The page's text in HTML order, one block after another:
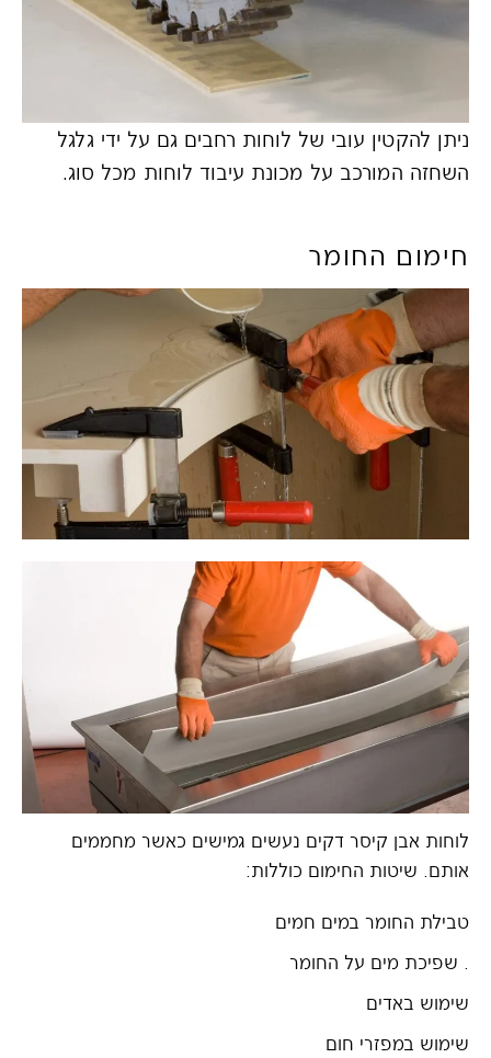
ניתן להקטין עובי של לוחות רחבים גם על ידי גלגל
השחזה המורכב על מכונת עיבוד לוחות מכל סוג.
חימום החומר
לוחות אבן קיסר דקים נעשים גמישים כאשר מחממים
אותם. שיטות החימום כוללות:
טבילת החומר במים חמים
. שפיכת מים על החומר
שימוש באדים
שימוש במפזרי חום